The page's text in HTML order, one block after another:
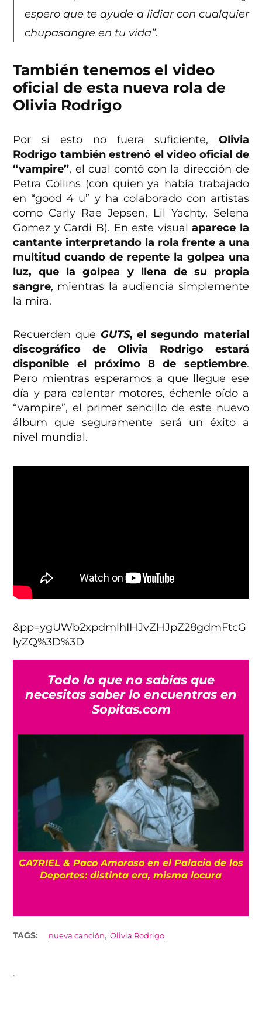
espero que te ayude a lidiar con cualquier
chupasangre en tu vida”.
También tenemos el video
oficial de esta nueva rola de
Olivia Rodrigo
Por si esto no fuera suficiente, Olivia
Rodrigo también estrenó el video oficial de
“vampire”, el cual contó con la dirección de
Petra Collins (con quien ya había trabajado
en “good 4 u” y ha colaborado con artistas
como Carly Rae Jepsen, Lil Yachty, Selena
Gomez y Cardi B). En este visualaparece la
cantante interpretando la rola frente a una
multitud cuando de repente la golpea una
luz, que la golpea y llena de su propia
sangre, mientras la audiencia simplemente
la mira.
Recuerden que GUTS, el segundo material
discográfico de Olivia Rodrigo estará
disponible el próximo 8 de septiembre.
Pero mientras esperamos a que llegue ese
día y para calentar motores, échenle oído a
“vampire”, el primer sencillo de este nuevo
álbum que seguramente será un éxito a
nivel mundial.
&pp=ygUWb2xpdmlhIHJvZHJpZ28gdmFtcG
lyZQ%3D%3D
Todo lo que no sabías que
necesitas saber lo encuentras en
Sopitas.com
CA7RIEL & Paco Amoroso en el Palacio de los
Deportes: distinta era, misma locura
TAGS: nueva canción,Olivia Rodrigo